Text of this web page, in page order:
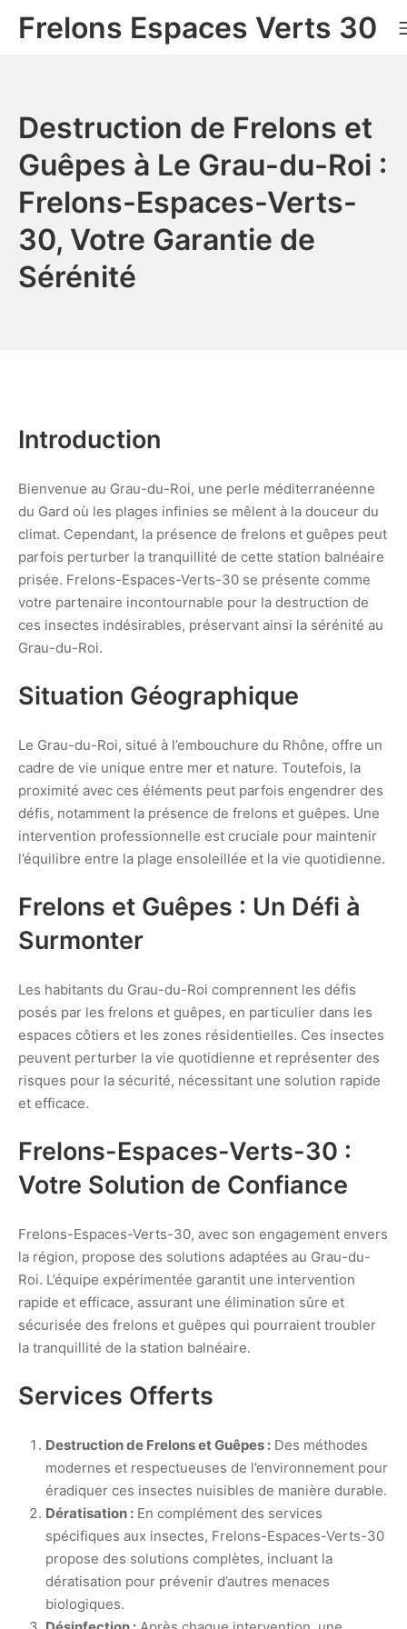
Frelons Espaces Verts 30
Destruction de Frelons et
Guêpes à Le Grau-du-Roi :
Frelons-Espaces-Verts-
30, Votre Garantie de
Sérénité
Introduction
Bienvenue au Grau-du-Roi, une perle méditerranéenne
du Gard où les plages infinies se mêlent à la douceur du
climat. Cependant, la présence de frelons et guêpes peut
parfois perturber la tranquillité de cette station balnéaire
prisée. Frelons-Espaces-Verts-30 se présente comme
votre partenaire incontournable pour la destruction de
ces insectes indésirables, préservant ainsi la sérénité au
Grau-du-Roi.
Situation Géographique
Le Grau-du-Roi, situé à l’embouchure du Rhône, offre un
cadre de vie unique entre mer et nature. Toutefois, la
proximité avec ces éléments peut parfois engendrer des
défis, notamment la présence de frelons et guêpes. Une
intervention professionnelle est cruciale pour maintenir
l’équilibre entre la plage ensoleillée et la vie quotidienne.
Frelons et Guêpes : Un Défi à
Surmonter
Les habitants du Grau-du-Roi comprennent les défis
posés par les frelons et guêpes, en particulier dans les
espaces côtiers et les zones résidentielles. Ces insectes
peuvent perturber la vie quotidienne et représenter des
risques pour la sécurité, nécessitant une solution rapide
et efficace.
Frelons-Espaces-Verts-30 :
Votre Solution de Confiance
Frelons-Espaces-Verts-30, avec son engagement envers
la région, propose des solutions adaptées au Grau-du-
Roi. L’équipe expérimentée garantit une intervention
rapide et efficace, assurant une élimination sûre et
sécurisée des frelons et guêpes qui pourraient troubler
la tranquillité de la station balnéaire.
Services Offerts
Destruction de Frelons et Guêpes : Des méthodes
modernes et respectueuses de l’environnement pour
éradiquer ces insectes nuisibles de manière durable.
Dératisation : En complément des services
spécifiques aux insectes, Frelons-Espaces-Verts-30
propose des solutions complètes, incluant la
dératisation pour prévenir d’autres menaces
biologiques.